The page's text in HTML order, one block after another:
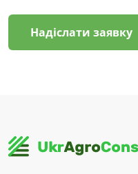
Надіслати заявку